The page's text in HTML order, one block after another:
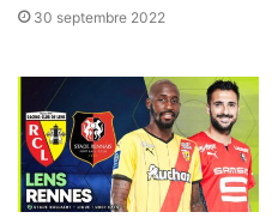
30 septembre 2022